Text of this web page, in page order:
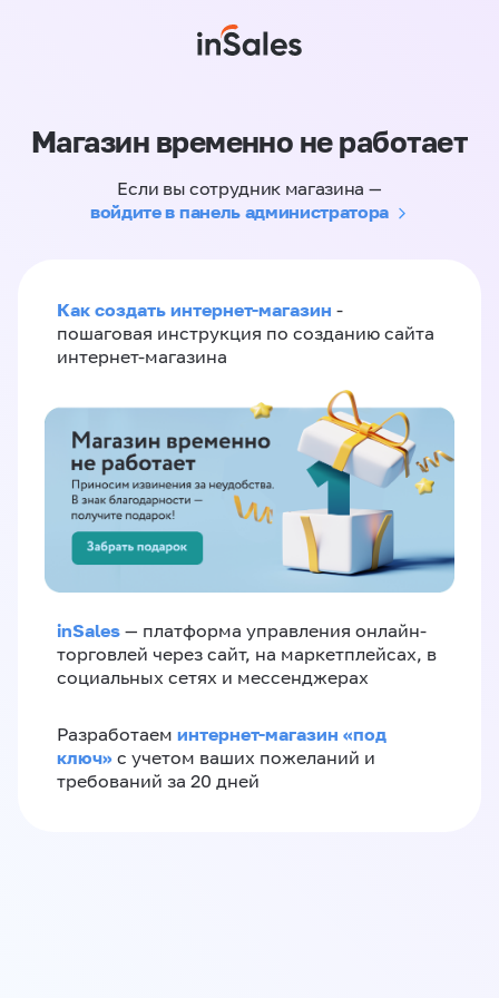
Магазин временно не работает
Если вы сотрудник магазина —
войдите в панель администратора
Как создать интернет-магазин -
пошаговая инструкция по созданию сайта
интернет-магазина
inSales — платформа управления онлайн-
торговлей через сайт, на маркетплейсах, в
социальных сетях и мессенджерах
Разработаем интернет-магазин «‎под
ключ»‎ с учетом ваших пожеланий и
требований за 20 дней